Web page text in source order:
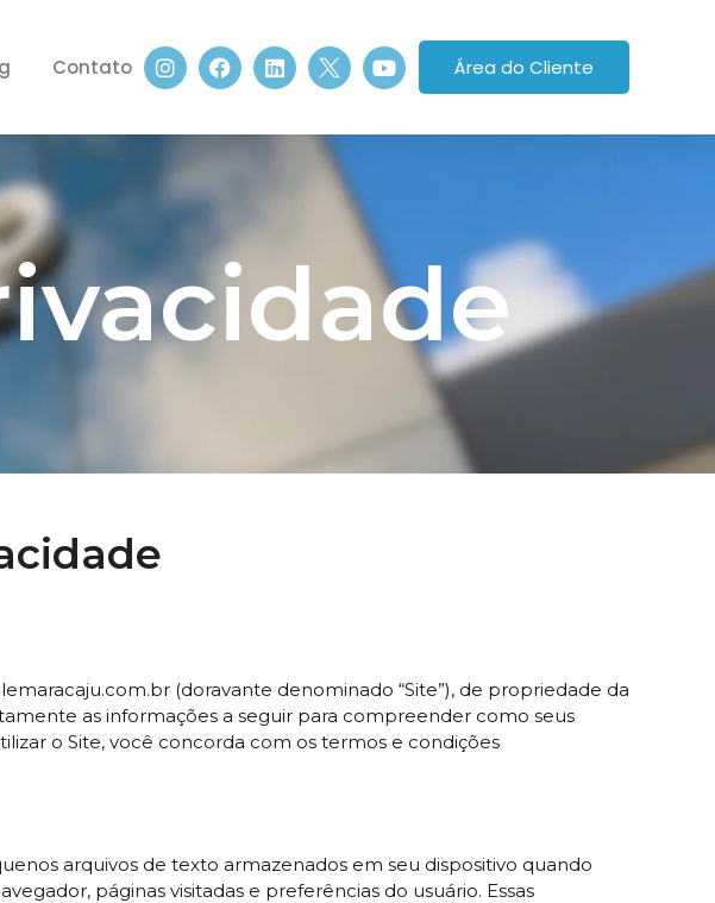
Contato Área do Cliente
(doravante denominado “Site”), de propriedade da
as informações a seguir para compreender como seus
o Site, você concorda com os termos e condições
arquivos de texto armazenados em seu dispositivo quando
páginas visitadas e preferências do usuário. Essas